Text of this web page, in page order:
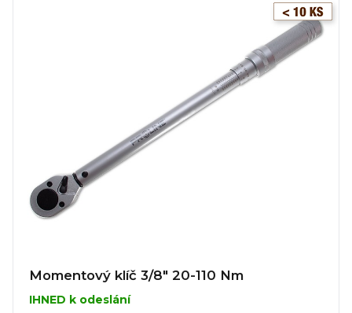
Momentový klíč 3/8" 20-110 Nm
IHNED k odeslání